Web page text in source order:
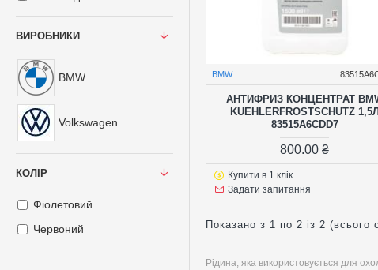
ВИРОБНИКИ
BMW
Volkswagen
КОЛІР
Фіолетовий
Червоний
BMW
АНТИФРИЗ КОНЦЕНТРАТ
KUEHLERFROSTSCHUTZ 1,5Л
83515A6CDD7
800.00 ₴
Купити в 1 клік
Задати запитання
Показано з 1 по 2 із 2 (всього
Рідина, яка використовується для